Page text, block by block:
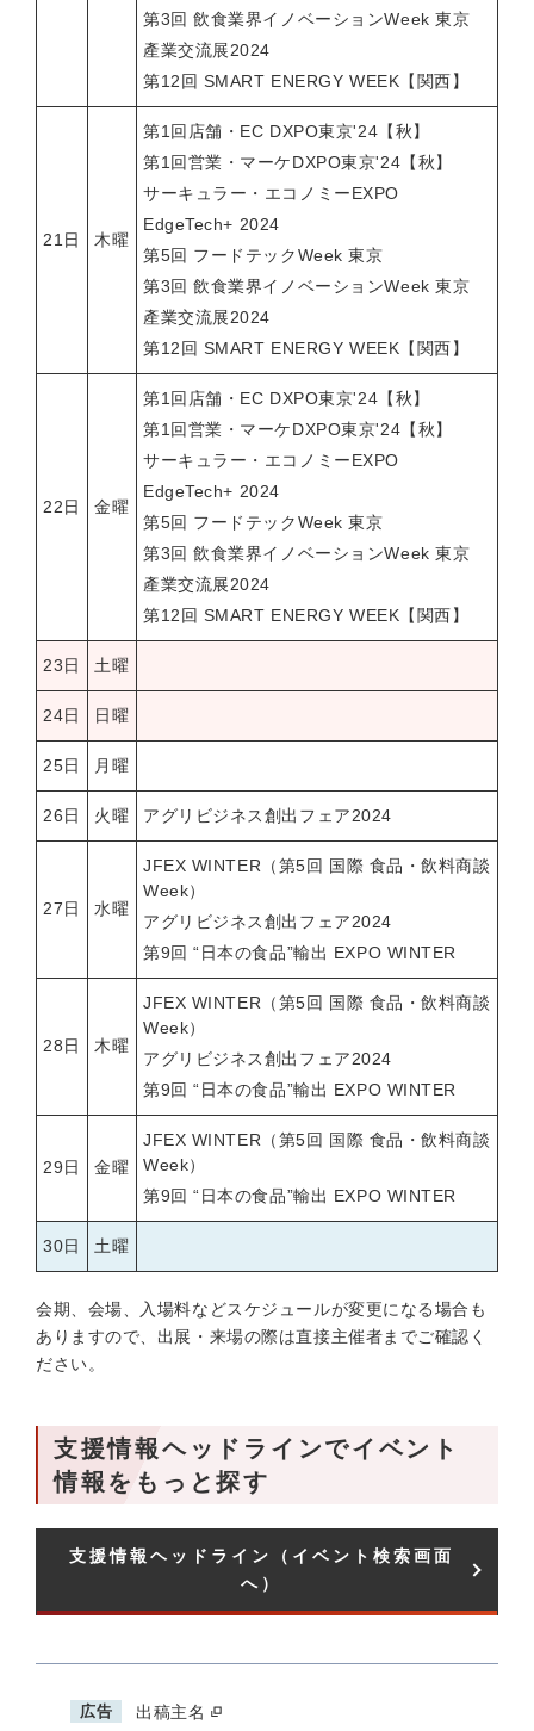
第3回 飲食業界イノベーションWeek 東京
產業交流展2024
第12回 SMART ENERGY WEEK【関西】
21日 木曜
第1回店舗・EC DXPO東京'24【秋】
第1回営業・マーケDXPO東京'24【秋】
サーキュラー・エコノミーEXPO
EdgeTech+ 2024
第5回 フードテックWeek 東京
第3回 飲食業界イノベーションWeek 東京
產業交流展2024
第12回 SMART ENERGY WEEK【関西】
22日 金曜
第1回店舗・EC DXPO東京'24【秋】
第1回営業・マーケDXPO東京'24【秋】
サーキュラー・エコノミーEXPO
EdgeTech+ 2024
第5回 フードテックWeek 東京
第3回 飲食業界イノベーションWeek 東京
產業交流展2024
第12回 SMART ENERGY WEEK【関西】
23日 土曜
24日 日曜
25日 月曜
26日 火曜 アグリビジネス創出フェア2024
27日 水曜
JFEX WINTER（第5回 国際 食品・飲料商談
Week）
アグリビジネス創出フェア2024
第9回 “日本の食品”輸出 EXPO WINTER
28日 木曜
JFEX WINTER（第5回 国際 食品・飲料商談
Week）
アグリビジネス創出フェア2024
第9回 “日本の食品”輸出 EXPO WINTER
29日 金曜
JFEX WINTER（第5回 国際 食品・飲料商談
Week）
第9回 “日本の食品”輸出 EXPO WINTER
30日 土曜
会期、会場、入場料などスケジュールが変更になる場合も
ありますので、出展・来場の際は直接主催者までご確認く
ださい。
支援情報ヘッドラインでイベント
情報をもっと探す
支援情報ヘッドライン（イベント検索画面
へ）
広告 出稿主名